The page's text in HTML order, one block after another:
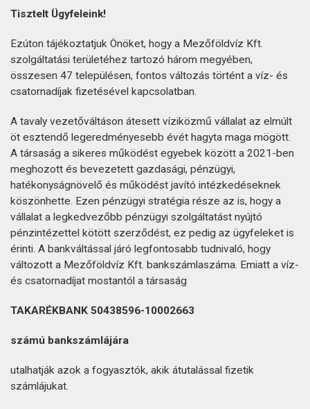
Tisztelt Ügyfeleink!
Ezúton tájékoztatjuk Önöket, hogy a Mezőföldvíz Kft.
szolgáltatási területéhez tartozó három megyében,
összesen 47 településen, fontos változás történt a víz- és
csatornadíjak fizetésével kapcsolatban.
A tavaly vezetőváltáson átesett víziközmű vállalat az elmúlt
öt esztendő legeredményesebb évét hagyta maga mögött.
A társaság a sikeres működést egyebek között a 2021-ben
meghozott és bevezetett gazdasági, pénzügyi,
hatékonyságnövelő és működést javító intézkedéseknek
köszönhette. Ezen pénzügyi stratégia része az is, hogy a
vállalat a legkedvezőbb pénzügyi szolgáltatást nyújtó
pénzintézettel kötött szerződést, ez pedig az ügyfeleket is
érinti. A bankváltással járó legfontosabb tudnivaló, hogy
változott a Mezőföldvíz Kft. bankszámlaszáma. Emiatt a víz-
és csatornadíjat mostantól a társaság
TAKARÉKBANK 50438596-10002663
számú bankszámlájára
utalhatják azok a fogyasztók, akik átutalással fizetik
számlájukat.